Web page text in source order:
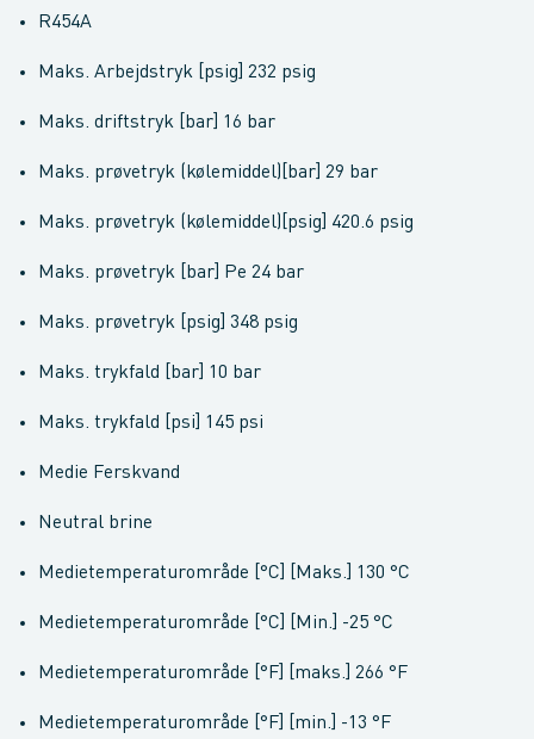
R454A
Maks. Arbejdstryk [psig] 232 psig
Maks. driftstryk [bar] 16 bar
Maks. prøvetryk (kølemiddel)[bar] 29 bar
Maks. prøvetryk (kølemiddel)[psig] 420.6 psig
Maks. prøvetryk [bar] Pe 24 bar
Maks. prøvetryk [psig] 348 psig
Maks. trykfald [bar] 10 bar
Maks. trykfald [psi] 145 psi
Medie Ferskvand
Neutral brine
Medietemperaturområde [°C] [Maks.] 130 °C
Medietemperaturområde [°C] [Min.] -25 °C
Medietemperaturområde [°F] [maks.] 266 °F
Medietemperaturområde [°F] [min.] -13 °F